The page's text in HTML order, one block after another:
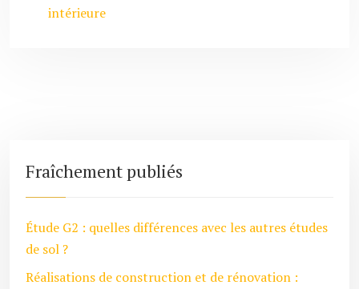
intérieure
Fraîchement publiés
Étude G2 : quelles différences avec les autres études
de sol ?
Réalisations de construction et de rénovation :